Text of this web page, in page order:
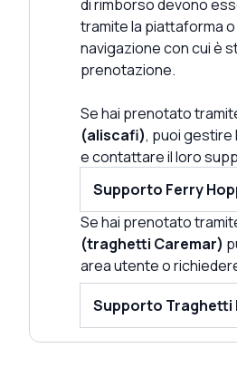
di rimborso devono
tramite la piattaforma o
navigazione con cui è
prenotazione.
Se hai prenotato
(aliscafi), puoi gestire
e contattare il loro
Supporto Ferry
Se hai prenotato
(traghetti Caremar)
area utente o
Supporto Traghetti